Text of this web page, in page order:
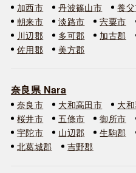
加西市
丹波篠山市 養
朝来市
淡路市 宍粟市
川辺郡
多可郡 加古郡
佐用郡
美方郡
奈良県 Nara
奈良市 大和高田市 大
桜井市
五條市 御所市
宇陀市
山辺郡 生駒郡
北葛城郡
吉野郡